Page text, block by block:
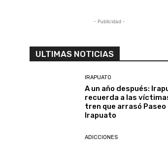
- Publicidad -
ULTIMAS NOTICIAS
IRAPUATO
A un año después:
recuerda a las
tren que arrasó Paseo
Irapuato
ADICCIONES